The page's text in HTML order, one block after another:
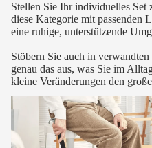
Stellen Sie Ihr individuelles Set
diese Kategorie mit passenden
eine ruhige, unterstützende
Stöbern Sie auch in
genau das aus, was Sie im
kleine Veränderungen den
Anziehstöcke